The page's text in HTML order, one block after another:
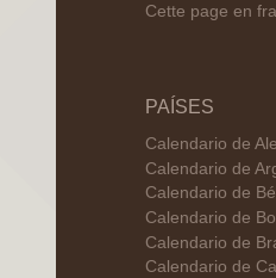
Cette page en
PAÍSES
Calendario de
Calendario de
Calendario de
Calendario de
Calendario de
Calendario de